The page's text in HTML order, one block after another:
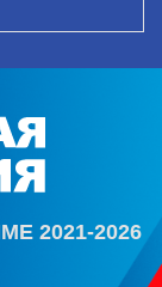
2021-2026